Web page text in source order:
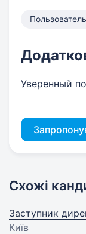
Уверенный
Схожі
Заступник
Київ